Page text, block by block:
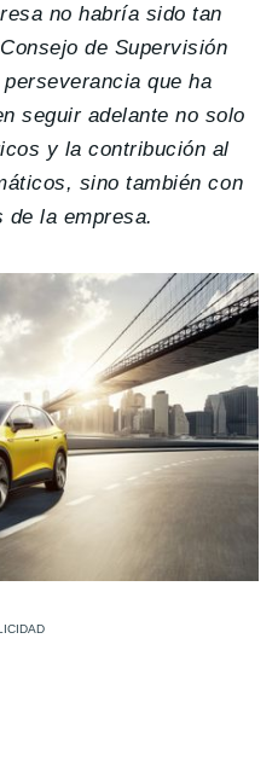
no habría sido tan
de Supervisión
que ha
seguir adelante no solo
y la contribución al
sino también con
la empresa.